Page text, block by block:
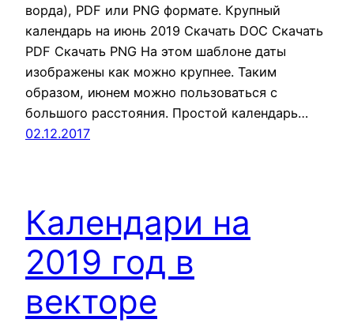
ворда), PDF или PNG формате. Крупный
календарь на июнь 2019 Скачать DOC Скачать
PDF Скачать PNG На этом шаблоне даты
изображены как можно крупнее. Таким
образом, июнем можно пользоваться с
большого расстояния. Простой календарь…
02.12.2017
Календари на
2019 год в
векторе